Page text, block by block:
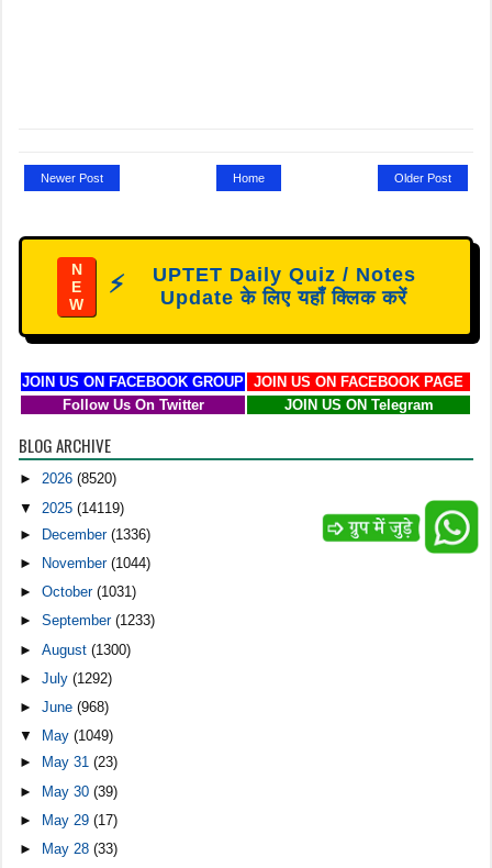
Newer Post Older Post
Home
N
E
W
⚡
UPTET Daily Quiz / Notes
Update के लिए यहाँ क्लिक करें
JOIN US ON FACEBOOK GROUP
JOIN US ON FACEBOOK PAGE
Follow Us On Twitter
JOIN US ON Telegram
BLOG ARCHIVE
►2026(8520)
▼ 2025(14119)
►
December(1336)
►
November(1044)
►October(1031)
►September(1233)
►August(1300)
►July(1292)
►June(968)
▼
May(1049)
►
May 31(23)
► May 30(39)
► May 29(17)
►
May 28(33)